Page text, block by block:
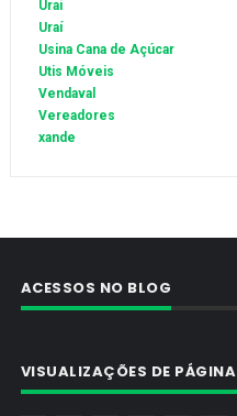
Urai
Uraí
Usina Cana de Açúcar
Utis Móveis
Vendaval
Vereadores
xande
ACESSOS NO BLOG
VISUALIZAÇÕES DE PÁGINA